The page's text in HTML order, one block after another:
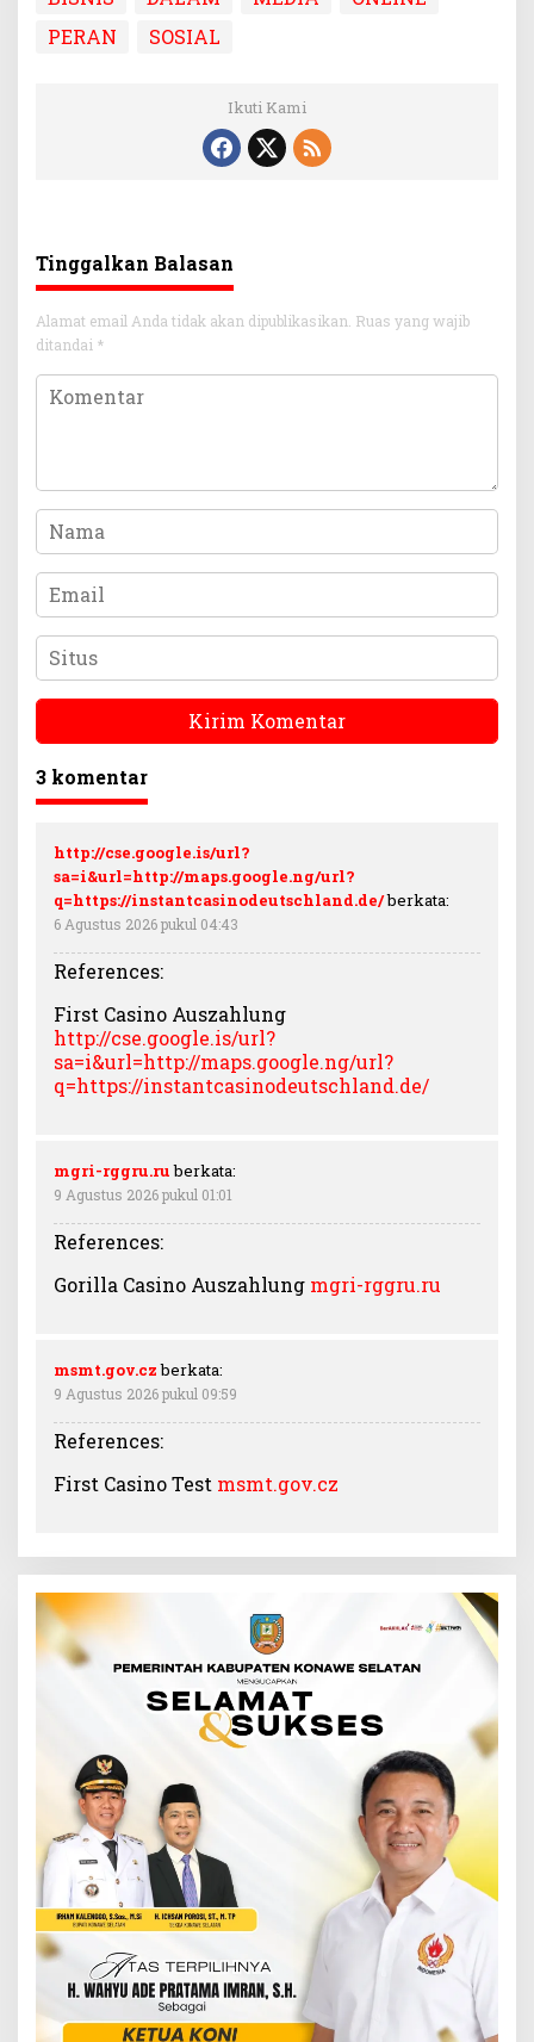
PERAN
SOSIAL
Ikuti Kami
Tinggalkan Balasan
Alamat email Anda tidak akan dipublikasikan. Ruas yang wajib
ditandai *
3 komentar
http://cse.google.is/url?
sa=i&url=http://maps.google.ng/url?
q=https://instantcasinodeutschland.de/berkata:
6 Agustus 2026 pukul 04:43
References:
First Casino Auszahlung
http://cse.google.is/url?
sa=i&url=http://maps.google.ng/url?
q=https://instantcasinodeutschland.de/
mgri-rggru.ru berkata:
9 Agustus 2026 pukul 01:01
References:
Gorilla Casino Auszahlung mgri-rggru.ru
msmt.gov.cz berkata:
9 Agustus 2026 pukul 09:59
References:
First Casino Test msmt.gov.cz